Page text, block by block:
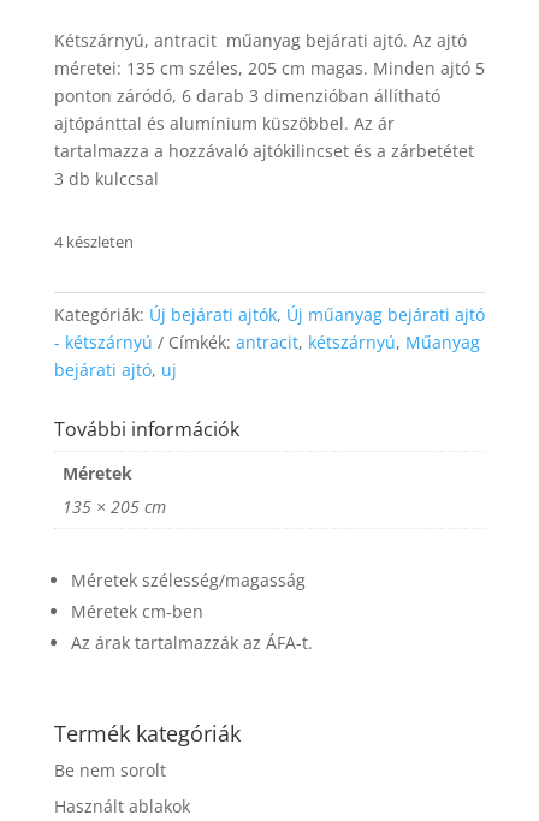
Kétszárnyú, antracit műanyag bejárati ajtó. Az ajtó
méretei: 135 cm széles, 205 cm magas. Minden ajtó 5
ponton záródó, 6 darab 3 dimenzióban állítható
ajtópánttal és alumínium küszöbbel. Az ár
tartalmazza a hozzávaló ajtókilincset és a zárbetétet
3 db kulccsal
4 készleten
Kategóriák: Új bejárati ajtók, Új műanyag bejárati ajtó
- kétszárnyú
Címkék: antracit, kétszárnyú, Műanyag
bejárati ajtó, uj
További információk
Méretek
135 × 205 cm
Méretek szélesség/magasság
Méretek cm-ben
Az árak tartalmazzák az ÁFA-t.
Termék kategóriák
Be nem sorolt
Használt ablakok
Necessary
These
cookies are
not
optional.
Statistics
In order for
and
how the
Experience